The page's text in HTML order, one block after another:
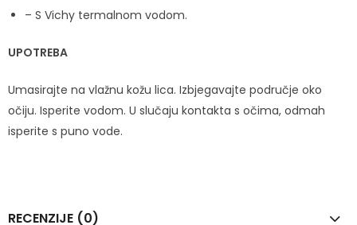
– S Vichy termalnom vodom.
UPOTREBA
Umasirajte na vlažnu kožu lica. Izbjegavajte područje oko
očiju. Isperite vodom. U slučaju kontakta s očima, odmah
isperite s puno vode.
RECENZIJE (0)